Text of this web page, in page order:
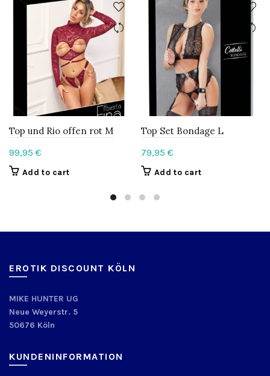
Top und Rio offen rot M
99,95 €
Add to cart
Top Set Bondage L
79,95 €
Add to cart
EROTIK DISCOUNT KÖLN
MIKE HUNTER UG
Neue Weyerstr. 5
50676 Köln
KUNDENINFORMATION